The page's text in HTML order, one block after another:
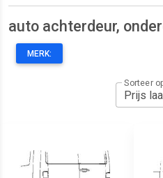
auto achterdeur,
MERK:
Sorteer